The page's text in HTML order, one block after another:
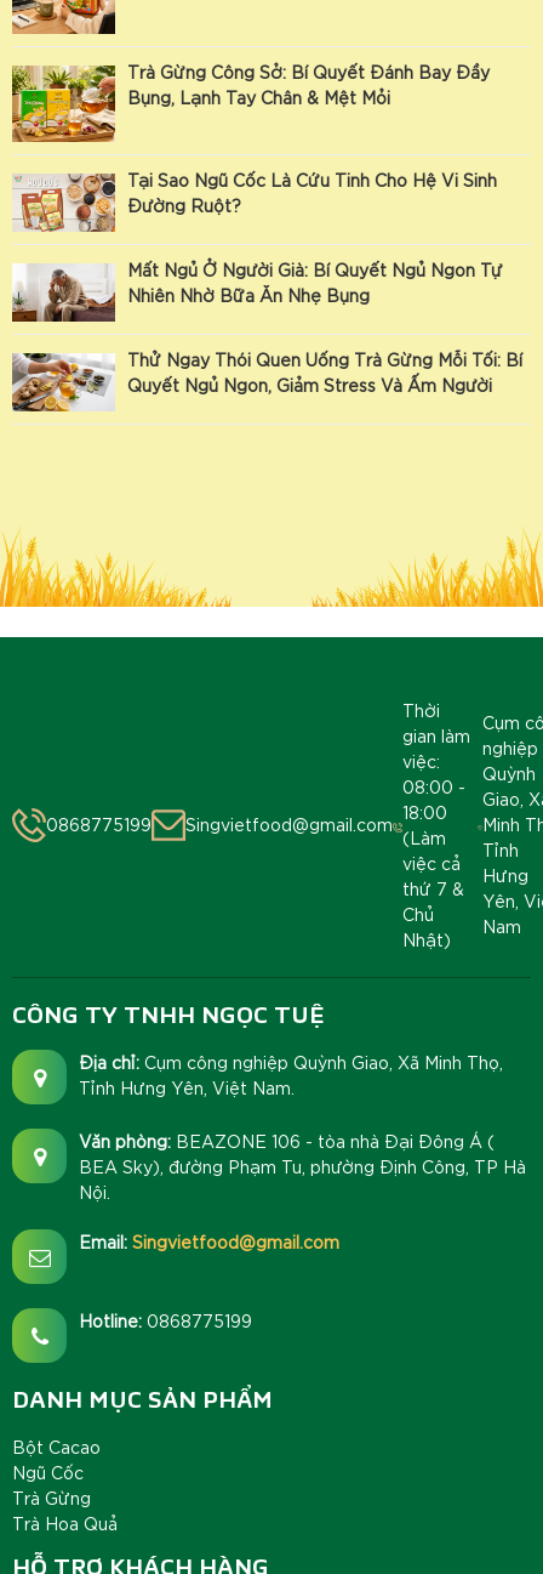
Trà Gừng Công Sở: Bí Quyết Đánh Bay Đầy
Bụng, Lạnh Tay Chân & Mệt Mỏi
Tại Sao Ngũ Cốc Là Cứu Tinh Cho Hệ Vi Sinh
Đường Ruột?
Mất Ngủ Ở Người Già: Bí Quyết Ngủ Ngon Tự
Nhiên Nhờ Bữa Ăn Nhẹ Bụng
Thử Ngay Thói Quen Uống Trà Gừng Mỗi Tối: Bí
Quyết Ngủ Ngon, Giảm Stress Và Ấm Người
0868775199 Singvietfood@gmail.com
Thời
gian làm
việc:
08:00 -
18:00
(Làm
việc cả
thứ 7 &
Chủ
Nhật)
Cụm
nghiệp
Quỳnh
Giao,
Minh
Tỉnh
Hưng
Yên,
Nam
CÔNG TY TNHH NGỌC TUỆ
Địa chỉ: Cụm công nghiệp Quỳnh Giao, Xã Minh Thọ,
Tỉnh Hưng Yên, Việt Nam.
Văn phòng: BEAZONE 106 - tòa nhà Đại Đông Á (
BEA Sky), đường Phạm Tu, phường Định Công, TP Hà
Nội.
Email: Singvietfood@gmail.com
Hotline: 0868775199
DANH MỤC SẢN PHẨM
Bột Cacao
Ngũ Cốc
Trà Gừng
Trà Hoa Quả
HỖ TRỢ KHÁCH HÀNG